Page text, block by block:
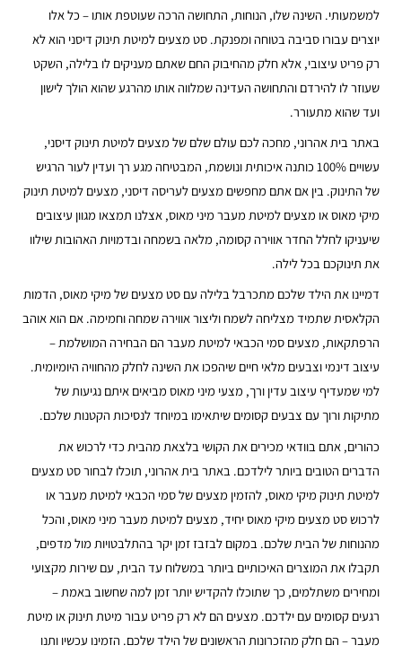
למשמעותי. השינה שלו, הנוחות, התחושה הרכה שעוטפת אותו – כל אלו
יוצרים עבורו סביבה בטוחה ומפנקת. סט מצעים למיטת תינוק דיסני הוא לא
רק פריט עיצובי, אלא חלק מהחיבוק החם שאתם מעניקים לו בלילה, השקט
שעוזר לו להירדם והתחושה העדינה שמלווה אותו מהרגע שהוא הולך לישון
ועד שהוא מתעורר.
באתר בית אהרוני, מחכה לכם עולם שלם של מצעים למיטת תינוק דיסני,
עשויים 100% כותנה איכותית ונושמת, המבטיחה מגע רך ועדין לעור הרגיש
של התינוק. בין אם אתם מחפשים מצעים לעריסה דיסני, מצעים למיטת תינוק
מיקי מאוס או מצעים למיטת מעבר מיני מאוס, אצלנו תמצאו מגוון עיצובים
שיעניקו לחלל החדר אווירה קסומה, מלאה בשמחה ובדמויות האהובות שילוו
את תינוקכם בכל לילה.
דמיינו את הילד שלכם מתכרבל בלילה עם סט מצעים של מיקי מאוס, הדמות
הקלאסית שתמיד מצליחה לשמח וליצור אווירה שמחה וחמימה. אם הוא אוהב
הרפתקאות, מצעים סמי הכבאי למיטת מעבר הם הבחירה המושלמת –
עיצוב דינמי וצבעים מלאי חיים שיהפכו את השינה לחלק מהחוויה היומיומית.
למי שמעדיף עיצוב עדין ורך, מצעי מיני מאוס מביאים איתם נגיעות של
מתיקות ורוך עם צבעים קסומים שיתאימו במיוחד לנסיכות הקטנות שלכם.
כהורים, אתם בוודאי מכירים את הקושי בלצאת מהבית כדי לרכוש את
הדברים הטובים ביותר לילדכם. באתר בית אהרוני, תוכלו לבחור סט מצעים
למיטת תינוק מיקי מאוס, להזמין מצעים של סמי הכבאי למיטת מעבר או
לרכוש סט מצעים מיקי מאוס יחיד, מצעים למיטת מעבר מיני מאוס, והכל
מהנוחות של הבית שלכם. במקום לבזבז זמן יקר בהתלבטויות מול מדפים,
תקבלו את המוצרים האיכותיים ביותר במשלוח עד הבית, עם שירות מקצועי
ומחירים משתלמים, כך שתוכלו להקדיש יותר זמן למה שחשוב באמת –
רגעים קסומים עם ילדכם. מצעים הם לא רק פריט עבור מיטת תינוק או מיטת
מעבר – הם חלק מהזכרונות הראשונים של הילד שלכם. הזמינו עכשיו ותנו